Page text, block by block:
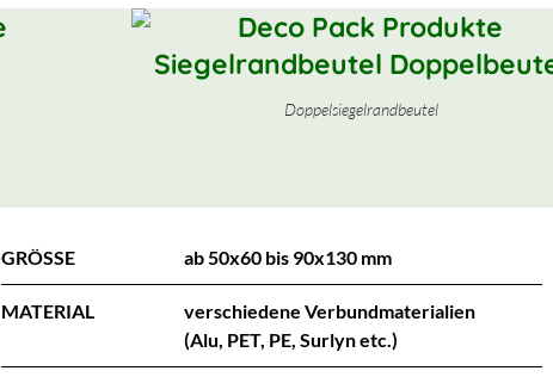
Doppelsiegelrandbeutel
GRÖSSE ab 50x60 bis 90x130 mm
MATERIAL
verschiedene Verbundmaterialien
(Alu, PET, PE, Surlyn etc.)